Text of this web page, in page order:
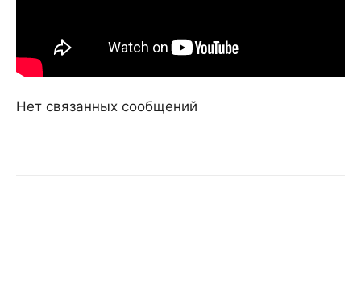
Нет связанных сообщений